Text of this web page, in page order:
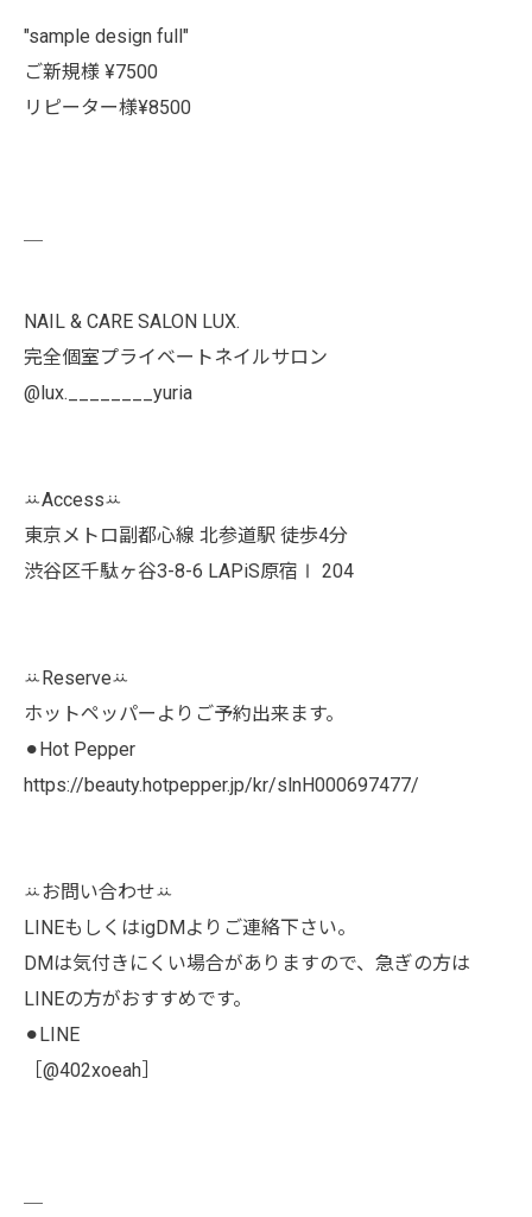
"sample design full"
ご新規様 ¥7500
リピーター様¥8500
NAIL & CARE SALON LUX.
完全個室プライベートネイルサロン
@lux.________yuria
ꕁAccessꕁ
東京メトロ副都心線 北参道駅 徒歩4分
渋谷区千駄ヶ谷3-8-6 LAPiS原宿Ⅰ 204
ꕁReserveꕁ
ホットペッパーよりご予約出来ます。
⚫︎Hot Pepper
https://beauty.hotpepper.jp/kr/slnH000697477/
ꕁお問い合わせꕁ
LINEもしくはigDMよりご連絡下さい。
DMは気付きにくい場合がありますので、急ぎの方は
LINEの方がおすすめです。
⚫︎LINE
［@402xoeah］